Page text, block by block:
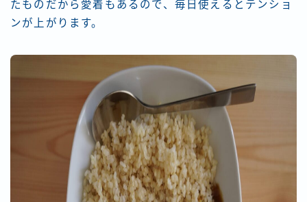
たものだから愛着もあるので、毎日使えるとテンショ
ンが上がります。